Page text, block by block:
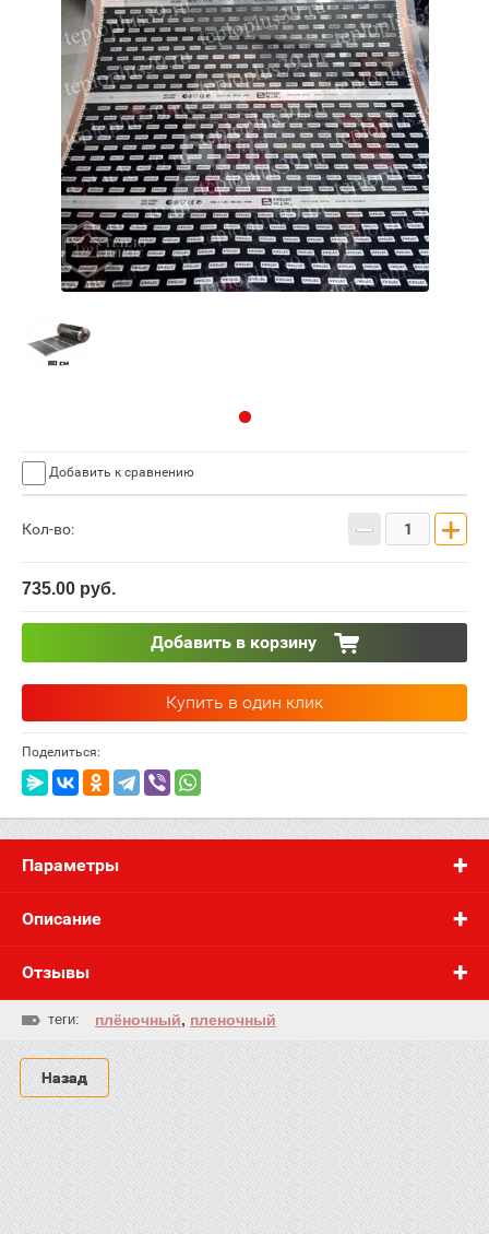
Добавить к сравнению
Кол-во: − +
735.00 руб.
Добавить в корзину
Купить в один клик
Поделиться:
Параметры
Описание
Отзывы
теги: плёночный, пленочный
Назад